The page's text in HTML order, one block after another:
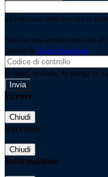
all'indirizzo indicato con le
Non hai una e-mail associata al
tramite la Login Spaggiari
E-mail inviata, si prega di
Errore
Chiudi
Successo
Chiudi
Informazione